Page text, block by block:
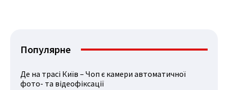
Популярне
Де на трасі Київ – Чоп є камери автоматичної
фото- та відеофіксації